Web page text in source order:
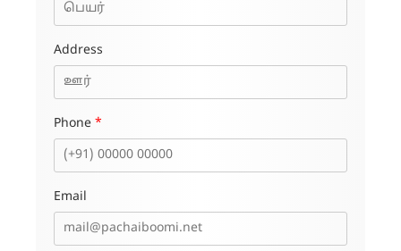
Address
Phone *
Email